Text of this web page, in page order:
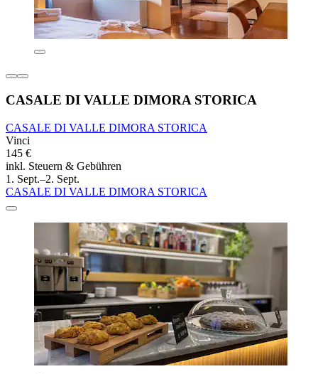
CASALE DI VALLE DIMORA STORICA
CASALE DI VALLE DIMORA STORICA
Vinci
145 €
inkl. Steuern & Gebühren
1. Sept.–2. Sept.
CASALE DI VALLE DIMORA STORICA